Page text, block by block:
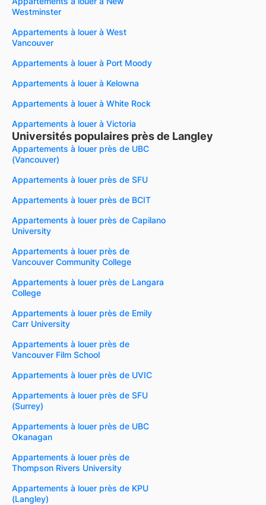
Westminster
Appartements à louer à West
Vancouver
Appartements à louer à Port Moody
Appartements à louer à Kelowna
Appartements à louer à White Rock
Appartements à louer à Victoria
Universités populaires près de Langley
Appartements à louer près de UBC
(Vancouver)
Appartements à louer près de SFU
Appartements à louer près de BCIT
Appartements à louer près de Capilano
University
Appartements à louer près de
Vancouver Community College
Appartements à louer près de Langara
College
Appartements à louer près de Emily
Carr University
Appartements à louer près de
Vancouver Film School
Appartements à louer près de UVIC
Appartements à louer près de SFU
(Surrey)
Appartements à louer près de UBC
Okanagan
Appartements à louer près de
Thompson Rivers University
Appartements à louer près de KPU
(Langley)